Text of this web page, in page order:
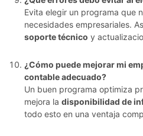
Evita elegir un programa que
necesidades empresariales.
soporte técnico y
¿Cómo puede mejorar mi
contable adecuado?
Un buen programa optimiza
mejora la disponibilidad de
todo esto en una ventaja